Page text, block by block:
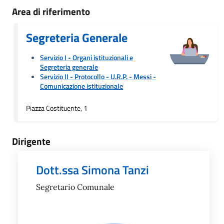
Area di riferimento
Segreteria Generale
Servizio I - Organi istituzionali e
Segreteria generale
Servizio II - Protocollo - U.R.P. - Messi-
Comunicazione istituzionale
Piazza Costituente, 1
Dirigente
Dott.ssa Simona Tanzi
Segretario Comunale